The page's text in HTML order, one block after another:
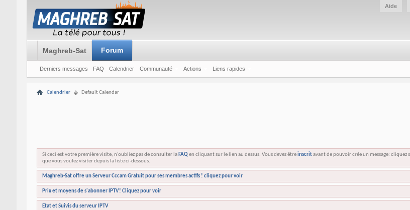
Aide
Maghreb-Sat Forum
Derniers messages FAQ Calendrier Communauté Actions Liens rapides
Calendrier Default Calendar
Si ceci est votre première visite, n'oubliez pas de consulter la FAQen cliquant sur le lien au dessus. Vous devez êtreinscritavant de pouvoir crée un message: cliquez
que vous voulez visiter depuis la liste ci-dessous.
Maghreb-Sat offre un Serveur Cccam Gratuit pour ses membres actifs ! cliquez pour voir
Prix et moyens de s'abonner IPTV! Cliquez pour voir
Etat et Suivis du serveur IPTV